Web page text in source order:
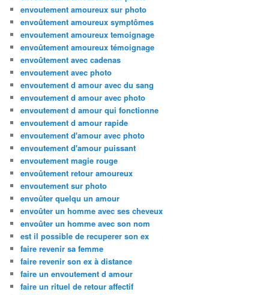
envoutement amoureux sur photo
envoûtement amoureux symptômes
envoutement amoureux temoignage
envoûtement amoureux témoignage
envoûtement avec cadenas
envoutement avec photo
envoutement d amour avec du sang
envoutement d amour avec photo
envoutement d amour qui fonctionne
envoutement d amour rapide
envoutement d'amour avec photo
envoutement d'amour puissant
envoutement magie rouge
envoûtement retour amoureux
envoutement sur photo
envoûter quelqu un amour
envoûter un homme avec ses cheveux
envoûter un homme avec son nom
est il possible de recuperer son ex
faire revenir sa femme
faire revenir son ex à distance
faire un envoutement d amour
faire un rituel de retour affectif